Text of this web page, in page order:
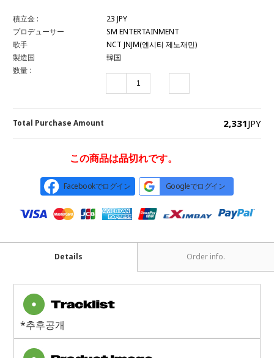
積立金 :
23 JPY
プロデューサー
SM ENTERTAINMENT
歌手
NCT JNJM(엔시티 제노재민)
製造国
韓国
数量 :
Total Purchase Amount 2,331JPY
この商品は品切れです。
Facebookでログイン Googleでログイン
Details Order info.
*추후공개